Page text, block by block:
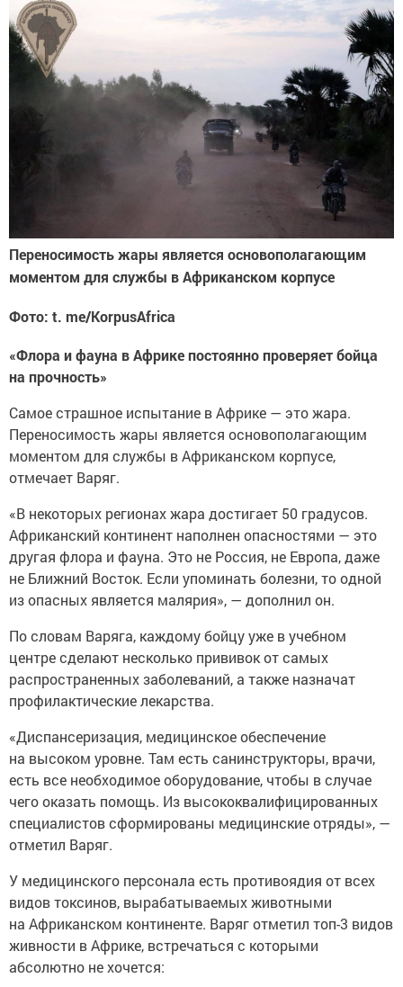
Переносимость жары является основополагающим
моментом для службы в Африканском корпусе
Фото: t. me/KorpusAfrica
«Флора и фауна в Африке постоянно проверяет бойца
на прочность»
Самое страшное испытание в Африке — это жара.
Переносимость жары является основополагающим
моментом для службы в Африканском корпусе,
отмечает Варяг.
«В некоторых регионах жара достигает 50 градусов.
Африканский континент наполнен опасностями — это
другая флора и фауна. Это не Россия, не Европа, даже
не Ближний Восток. Если упоминать болезни, то одной
из опасных является малярия», — дополнил он.
По словам Варяга, каждому бойцу уже в учебном
центре сделают несколько прививок от самых
распространенных заболеваний, а также назначат
профилактические лекарства.
«Диспансеризация, медицинское обеспечение
на высоком уровне. Там есть санинструкторы, врачи,
есть все необходимое оборудование, чтобы в случае
чего оказать помощь. Из высококвалифицированных
специалистов сформированы медицинские отряды», —
отметил Варяг.
У медицинского персонала есть противоядия от всех
видов токсинов, вырабатываемых животными
на Африканском континенте. Варяг отметил топ-3 видов
живности в Африке, встречаться с которыми
абсолютно не хочется: